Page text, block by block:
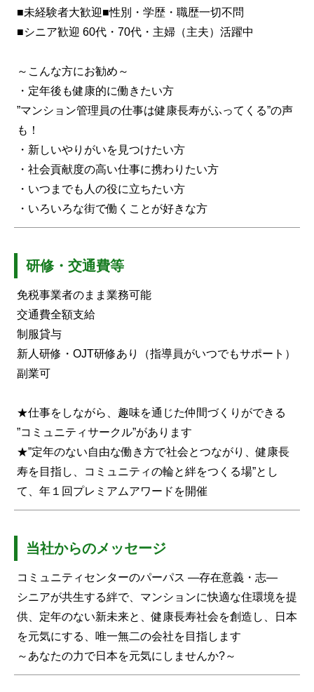
■未経験者大歓迎■性別・学歴・職歴一切不問
■シニア歓迎 60代・70代・主婦（主夫）活躍中
～こんな方にお勧め～
・定年後も健康的に働きたい方
”マンション管理員の仕事は健康長寿がふってくる”の声
も！
・新しいやりがいを見つけたい方
・社会貢献度の高い仕事に携わりたい方
・いつまでも人の役に立ちたい方
・いろいろな街で働くことが好きな方
研修・交通費等
免税事業者のまま業務可能
交通費全額支給
制服貸与
新人研修・OJT研修あり（指導員がいつでもサポート）
副業可
★仕事をしながら、趣味を通じた仲間づくりができる
”コミュニティサークル”があります
★”定年のない自由な働き方で社会とつながり、健康長
寿を目指し、コミュニティの輪と絆をつくる場”とし
て、年１回プレミアムアワードを開催
当社からのメッセージ
コミュニティセンターのパーパス ―存在意義・志―
シニアが共生する絆で、マンションに快適な住環境を提
供、定年のない新未来と、健康長寿社会を創造し、日本
を元気にする、唯一無二の会社を目指します
～あなたの力で日本を元気にしませんか?～